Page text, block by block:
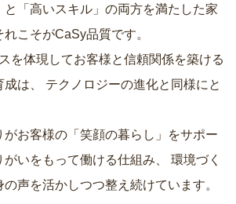
と「高いスキル」の両方を満たした家
こそがCaSy品質です。
を体現してお客様と信頼関係を築ける
は、
がお客様の「笑顔の暮らし」をサポー
がいをもって働ける仕組み、
声を活かしつつ整え続けています。